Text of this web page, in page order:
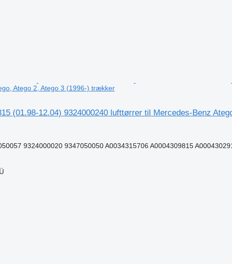
Atego 2, Atego 3 (1996-) trækker
(01.98-12.04) 9324000240 lufttørrer til Mercedes-Benz
9324000020 9347050050 A0034315706 A0004309815